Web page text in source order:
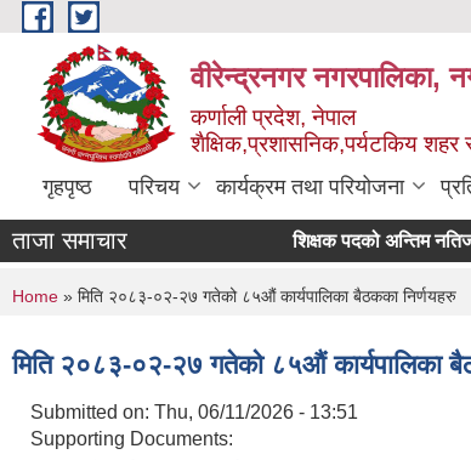
Skip to main content
वीरेन्द्रनगर नगरपालिका,
कर्णाली प्रदेश, नेपाल
शैक्षिक,प्रशासनिक,पर्यटकिय शहर
गृहपृष्ठ परिचय कार्यक्रम तथा परियोजना
ताजा समाचार शिक्षक पदको अन्तिम नतिजा
You are here
Home » मिति २०८३-०२-२७ गतेको ८५औं कार्यपालिका बैठकका निर्णयहरु
मिति २०८३-०२-२७ गतेको ८५औं कार्यपालिका
Submitted on: Thu, 06/11/2026 - 13:51
Supporting Documents: